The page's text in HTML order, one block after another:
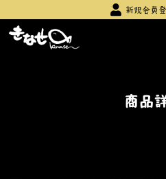
新規会員
商品